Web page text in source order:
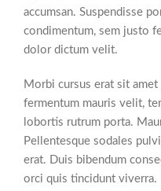
accumsan. Suspendisse
condimentum, sem justo
dolor dictum velit.
Morbi cursus erat sit
fermentum mauris velit,
lobortis rutrum porta.
Pellentesque sodales
erat. Duis bibendum
orci quis tincidunt viverra.